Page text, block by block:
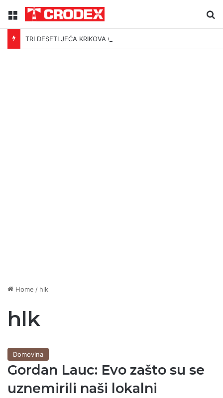
Menu
TRI DESETLJEĆA KRIKOVA OČAJNIKA
Home / hlk
hlk
Domovina
Gordan Lauc: Evo zašto su se
uznemirili naši lokalni